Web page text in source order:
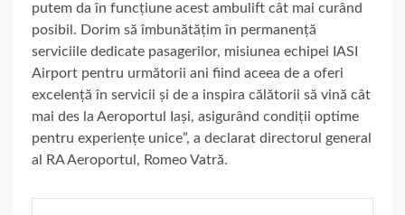
putem da în funcțiune acest ambulift cât mai curând
posibil. Dorim să îmbunătățim în permanență
serviciile dedicate pasagerilor, misiunea echipei IASI
Airport pentru următorii ani fiind aceea de a oferi
excelență în servicii și de a inspira călătorii să vină cât
mai des la Aeroportul Iași, asigurând condiții optime
pentru experiențe unice”, a declarat directorul general
al RA Aeroportul, Romeo Vatră.